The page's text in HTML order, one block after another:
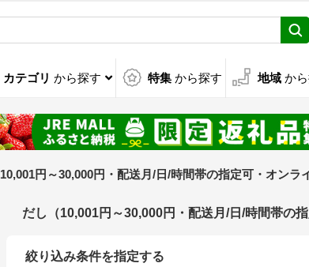
カテゴリ から探す 特集 から探す 地域 か
10,001円～30,000円・配送月/日/時間帯の指定可・オン
だし（10,001円～30,000円・配送月/日/時間帯の
絞り込み条件を指定する